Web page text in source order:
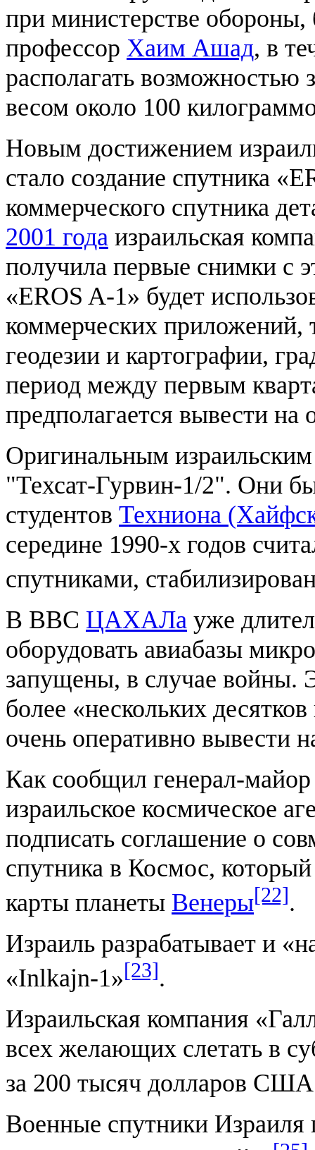
при министерстве обороны,
профессор Хаим Ашад, в
располагать возможностью
весом около 100
Новым достижением
стало создание спутника
коммерческого спутника
2001 года израильская
получила первые снимки с
«EROS A-1» будет
коммерческих приложений,
геодезии и картографии,
период между первым
предполагается вывести
Оригинальным
"Техсат-Гурвин-1/2". Они
студентов Техниона
середине 1990-х годов
спутниками,
В ВВС ЦАХАЛа уже
оборудовать авиабазы
запущены, в случае войны.
более «нескольких
очень оперативно вывести
Как сообщил генерал-
израильское космическое
подписать соглашение о
спутника в Космос,
карты планеты Венеры[22].
Израиль разрабатывает и
«Inlkajn-1»[23].
Израильская компания
всех желающих слетать в
за 200 тысяч долларов США
Военные спутники